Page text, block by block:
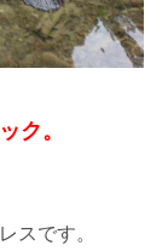
ク。
スです。